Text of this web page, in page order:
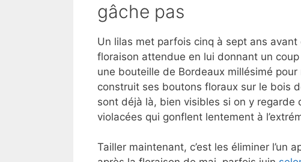
gâche pas
Un lilas met parfois cinq à sept ans
floraison attendue en lui donnant un
une bouteille de Bordeaux millésimé
construit ses boutons floraux sur le bois
sont déjà là, bien visibles si on y
violacées qui gonflent lentement à
Tailler maintenant, c’est les éliminer l’un